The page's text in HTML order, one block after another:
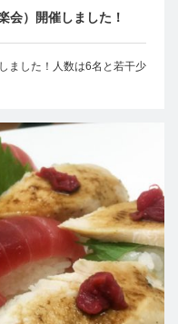
会）開催しました！
ました！人数は6名と若干少